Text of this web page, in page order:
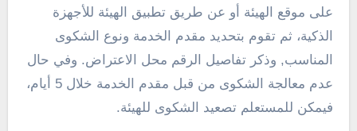
على موقع الهيئة أو عن طريق تطبيق الهيئة للأجهزة
الذكية، ثم تقوم بتحديد مقدم الخدمة ونوع الشكوى
المناسب, وذكر تفاصيل الرقم محل الاعتراض. وفي حال
عدم معالجة الشكوى من قبل مقدم الخدمة خلال 5 أيام،
فيمكن للمستعلم تصعيد الشكوى للهيئة.